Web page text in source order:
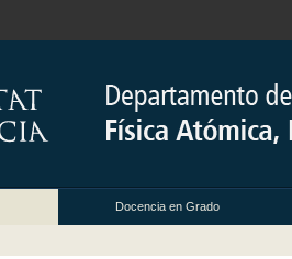
Docencia en Grado